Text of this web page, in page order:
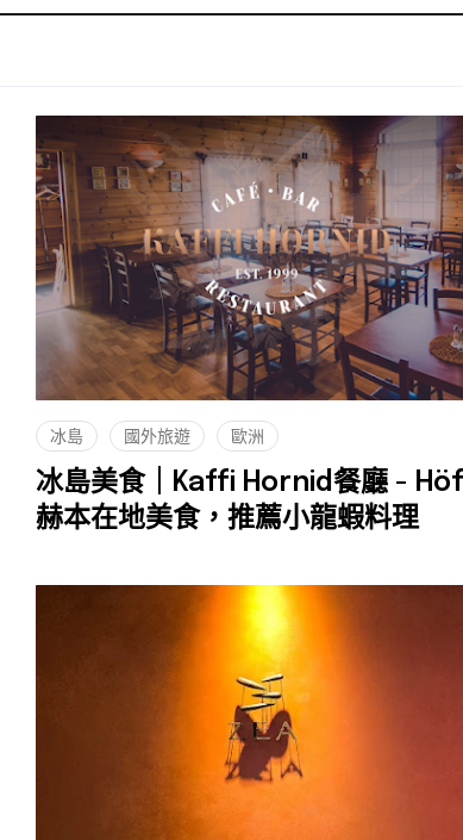
冰島 國外旅遊 歐洲
冰島美食｜Kaffi Hornid餐廳 -
赫本在地美食，推薦小龍蝦料理